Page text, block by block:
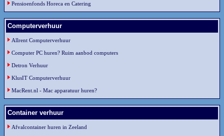
Pensioenfonds Horeca en Catering
Computerverhuur
Allrent Computerverhuur
Computer PC huren? Ruim aanbod computers
Detron Verhuur
KlusIT Computerverhuur
MacRent.nl - Mac apparatuur huren?
Container verhuur
Afvalcontainer huren in Zeeland